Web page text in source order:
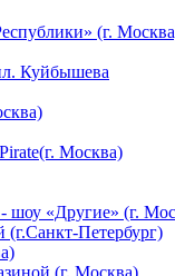
(г.
Куйбышева
Москва)
шоу «Другие» (г.
Петербург)
(г. Москва)